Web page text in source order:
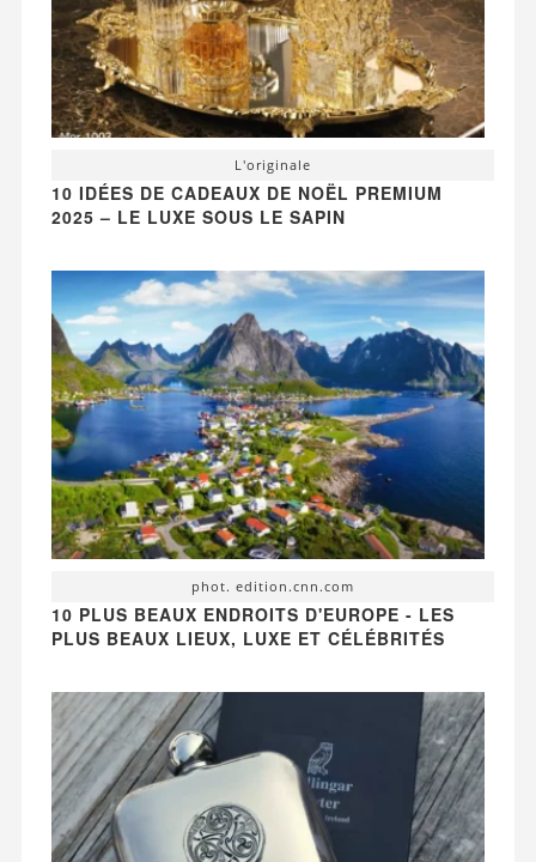
L'originale
10 IDÉES DE CADEAUX DE NOËL PREMIUM
2025 – LE LUXE SOUS LE SAPIN
phot. edition.cnn.com
10 PLUS BEAUX ENDROITS D'EUROPE - LES
PLUS BEAUX LIEUX, LUXE ET CÉLÉBRITÉS